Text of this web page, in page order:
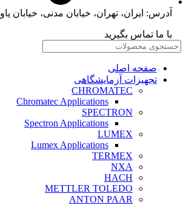
آدرس: ایران، تهران، خیابان مدنی، خیابان
با ما تماس بگیرید
صفحه اصلی
تجهیزات آزمایشگاهی
CHROMATEC
Chromatec Applications
SPECTRON
Spectron Applications
LUMEX
Lumex Applications
TERMEX
NXA
HACH
METTLER TOLEDO
ANTON PAAR